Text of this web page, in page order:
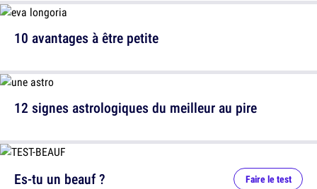
10 avantages à être petite
12 signes astrologiques du meilleur au pire
Es-tu un beauf ? Faire le test